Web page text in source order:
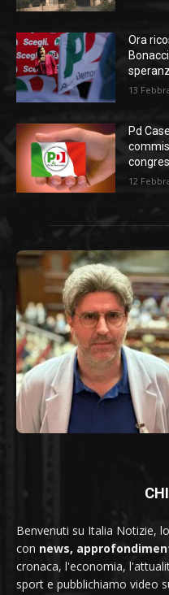
Ora
13
Pd
12
Benvenuti su Italia Notizie,
con news,
cronaca, l'economia,
sport e pubblichiamo video